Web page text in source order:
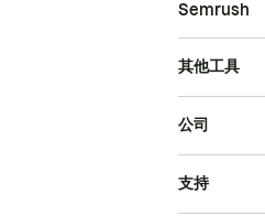
Semrush
其他工具
公司
支持